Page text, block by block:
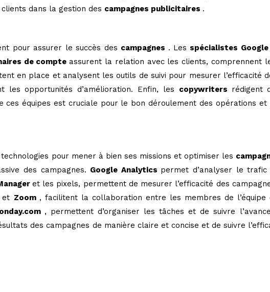
dans la gestion des campagnes publicitaires .
pour assurer le succès des campagnes . Les spécialistes Google
de compteassurent la relation avec les clients, comprennent
en place et analysent les outils de suivi pour mesurer l’efficacité
les opportunités d’amélioration. Enfin, les copywriters rédigent
équipes est cruciale pour le bon déroulement des opérations et
technologies pour mener à bien ses missions et optimiser les
des campagnes. Google Analytics permet d’analyser le
et les pixels, permettent de mesurer l’efficacité des
et Zoom , facilitent la collaboration entre les membres de l’équipe
, permettent d’organiser les tâches et de suivre
des campagnes de manière claire et concise et de suivre